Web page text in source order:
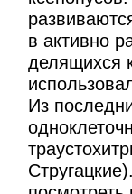
в активно
делящихся
Из